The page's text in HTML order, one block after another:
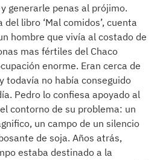
generarle penas al prójimo.
libro ‘Mal comidos’, cuenta
hombre que vivía al costado de
mas fértiles del Chaco
enorme. Eran cerca de
todavía no había conseguido
Pedro lo confiesa apoyado al
contorno de su problema: un
un campo de un silencio
de soja. Años atrás,
estaba destinado a la